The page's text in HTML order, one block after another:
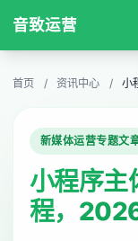
音致运营
首页 / 资讯中心 / 小
新媒体运营专题文
小程序主
程，